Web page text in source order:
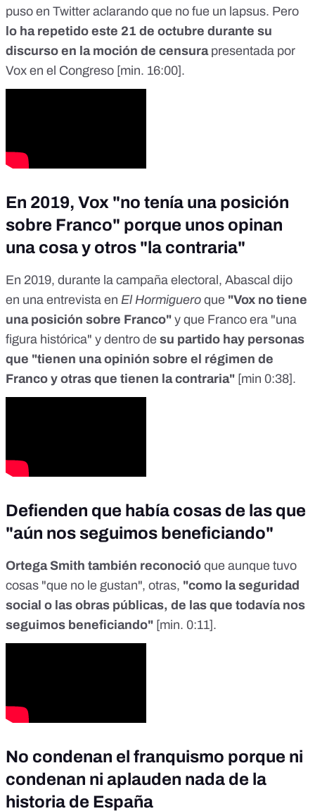
puso en Twitter aclarando que no fue un lapsus. Pero
lo ha repetido este 21 de octubre durante su
discurso en la moción de censurapresentada por
Vox en el Congreso [min. 16:00].
En 2019, Vox "no tenía una posición
sobre Franco" porque unos opinan
una cosa y otros "la contraria"
En 2019, durante la campaña electoral, Abascal dijo
en una entrevista en El Hormiguero que "Vox no tiene
una posición sobre Franco" y que Franco era "una
figura histórica" y dentro de su partido hay personas
que "tienen una opinión sobre el régimen de
Franco y otras que tienen la contraria" [min 0:38].
Defienden que había cosas de las que
"aún nos seguimos beneficiando"
Ortega Smith también reconoció que aunque tuvo
cosas "que no le gustan", otras, "como la seguridad
social o las obras públicas, de las que todavía nos
seguimos beneficiando" [min. 0:11].
No condenan el franquismo porque ni
condenan ni aplauden nada de la
historia de España